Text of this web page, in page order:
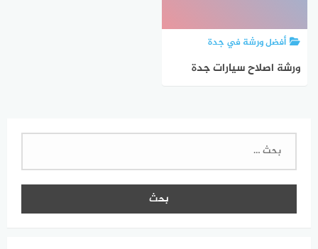
أفضل ورشة في جدة
ورشة اصلاح سيارات جدة
البحث